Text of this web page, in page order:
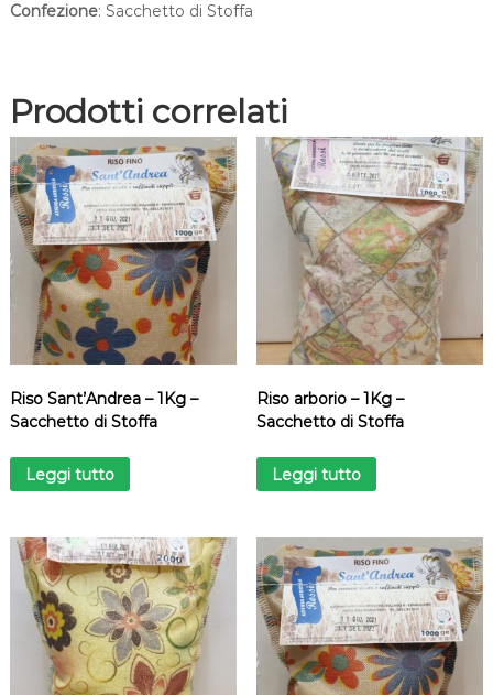
Confezione: Sacchetto di Stoffa
Prodotti correlati
Riso Sant’Andrea – 1Kg –
Sacchetto di Stoffa
Leggi tutto
Riso arborio – 1Kg –
Sacchetto di Stoffa
Leggi tutto